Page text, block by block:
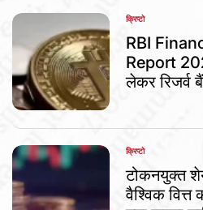
POSTED
IN
क्रिप्टो
RBI
Report
लेकर रिजर्व
POSTED
IN
क्रिप्टो
टोकनयुक्त
वैश्विक वित्त